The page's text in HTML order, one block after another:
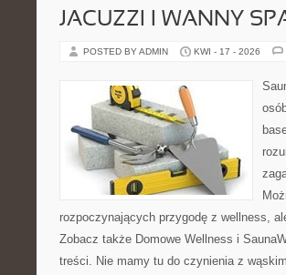
JACUZZI I WANNY
POSTED BY ADMIN KWI - 17 - 2026
rozpoczynających przygodę z wellness,
Zobacz także Domowe Wellness i
treści. Nie mamy tu do czynienia z